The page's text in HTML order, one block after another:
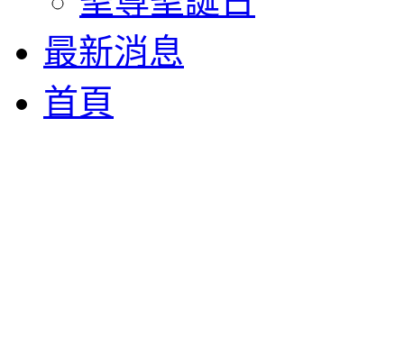
最新消息
首頁